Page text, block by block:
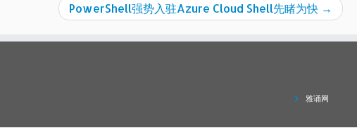
PowerShell强势入驻Azure Cloud Shell先睹为快 →
雅诵网